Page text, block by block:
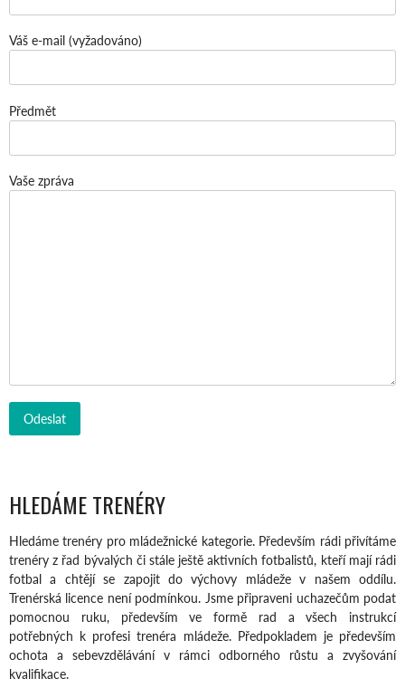
Váš e-mail (vyžadováno)
Předmět
Vaše zpráva
HLEDÁME TRENÉRY
Hledáme trenéry pro mládežnické kategorie. Především rádi přivítáme
trenéry z řad bývalých či stále ještě aktivních fotbalistů, kteří mají rádi
fotbal a chtějí se zapojit do výchovy mládeže v našem oddílu.
Trenérská licence není podmínkou. Jsme připraveni uchazečům podat
pomocnou ruku, především ve formě rad a všech instrukcí
potřebných k profesi trenéra mládeže. Předpokladem je především
ochota a sebevzdělávání v rámci odborného růstu a zvyšování
kvalifikace.